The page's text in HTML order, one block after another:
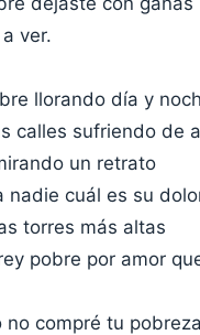
ver.
llorando día y
calles sufriendo de
un retrato
nadie cuál es su
torres más altas
pobre por amor
no compré tu